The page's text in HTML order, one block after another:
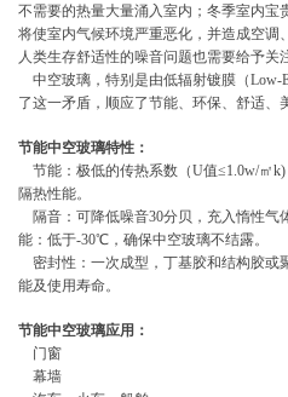
不需要的热量大量涌入室内；冬季室内宝
将使室内气候环境严重恶化，并造成空调
人类生存舒适性的噪音问题也需要给予关
中空玻璃，特别是由低辐射镀膜（Low-
了这一矛盾，顺应了节能、环保、舒适、
节能中空玻璃特性：
节能：极低的传热系数（U值≤1.0w/㎡
隔热性能。
隔音：可降低噪音30分贝，充入惰性
能：低于-30℃，确保中空玻璃不结露。
密封性：一次成型，丁基胶和结构胶或
能及使用寿命。
节能中空玻璃应用：
门窗
幕墙